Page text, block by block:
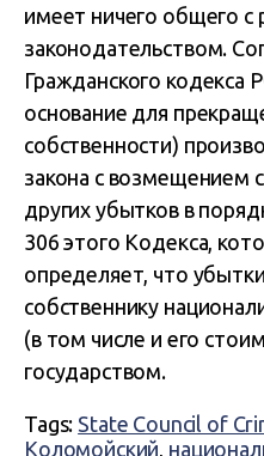
имеет ничего общего с
законодательством.
Гражданского кодекса
основание для
собственности)
закона с возмещением
других убытков в
306 этого Кодекса,
определяет, что
собственнику
(в том числе и его
государством.
Tags: State Council of
Коломойский,